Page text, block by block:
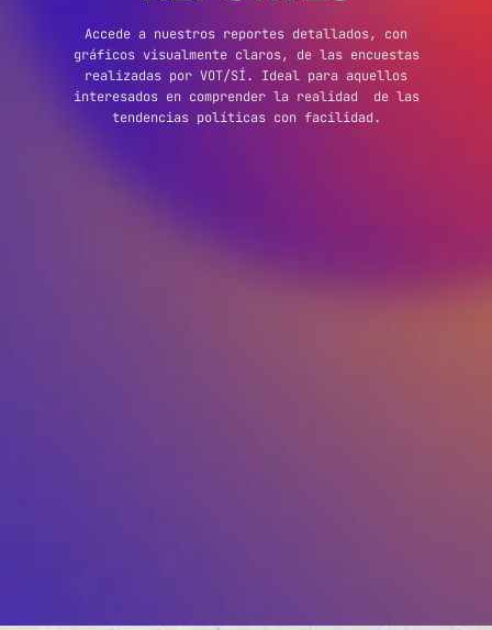
Accede a nuestros reportes detallados, con
gráficos visualmente claros, de las encuestas
realizadas por VOT/SÍ. Ideal para aquellos
interesados en comprender la realidad de las
tendencias políticas con facilidad.